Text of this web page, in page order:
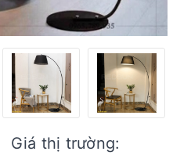
Giá thị trường: